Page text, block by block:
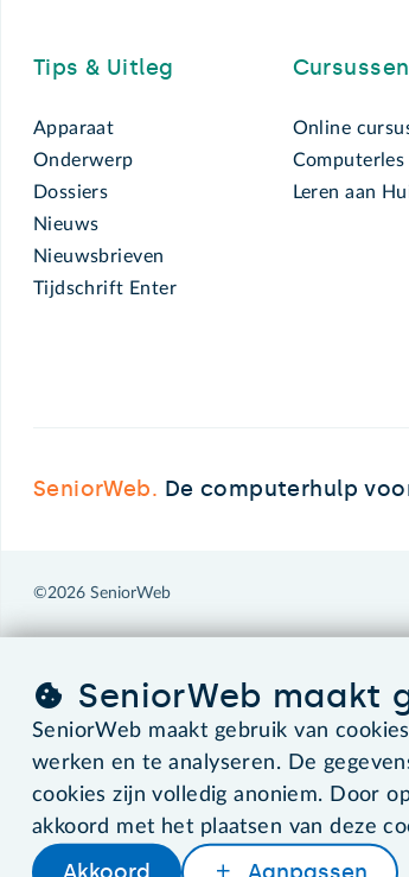
Tips & Uitleg
Apparaat
Onderwerp
Dossiers
Nieuws
Nieuwsbrieven
Tijdschrift Enter
Cursussen
Online
Leren aan
SeniorWeb. De computerhulp
©2026 SeniorWeb
SeniorWeb maakt
SeniorWeb maakt gebruik van
werken en te analyseren. De
cookies zijn volledig anoniem. Door
akkoord met het plaatsen van deze